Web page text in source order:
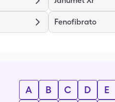
Fenofibrato
A B C D E